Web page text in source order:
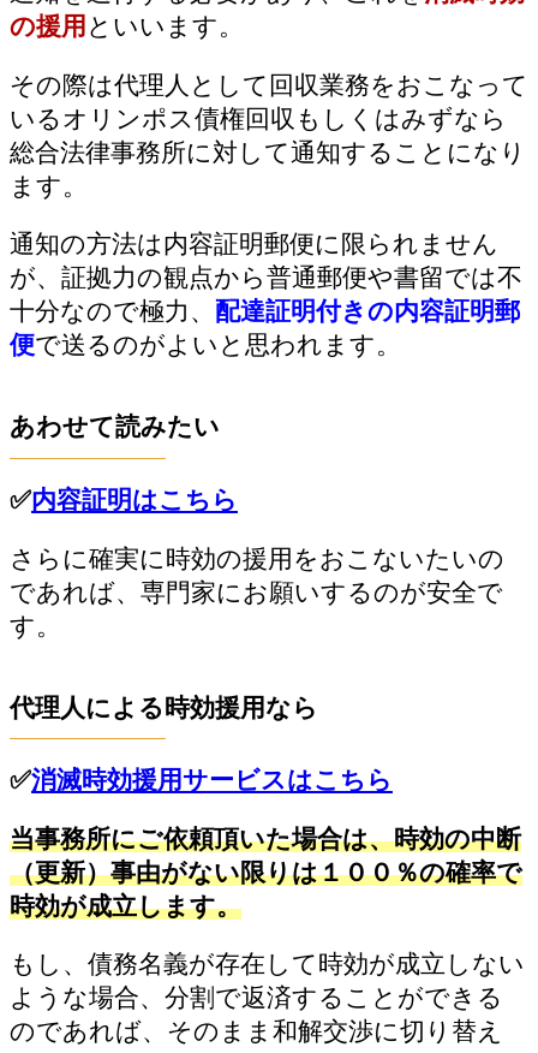
の援用 といいます。
その際は代理人として回収業務をおこなって
いるオリンポス債権回収もしくはみずなら
総合法律事務所に対して通知することになり
ます。
通知の方法は内容証明郵便に限られません
が、証拠力の観点から普通郵便や書留では不
十分なので極力、 配達証明付きの内容証明郵
便で送るのがよいと思われます。
あわせて読みたい
✅内容証明はこちら
さらに確実に時効の援用をおこないたいの
であれば、専門家にお願いするのが安全で
す。
代理人による時効援用なら
✅消滅時効援用サービスはこちら
当事務所にご依頼頂いた場合は、時効の中断
（更新）事由がない限りは１００％の確率で
時効が成立します。
もし、債務名義が存在して時効が成立しない
ような場合、分割で返済することができる
のであれば、そのまま和解交渉に切り替え